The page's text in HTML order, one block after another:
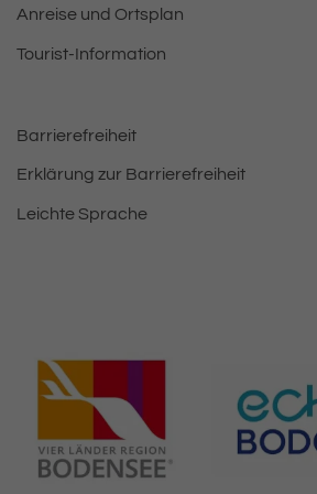
Anreise und Ortsplan
Tourist-Information
Barrierefreiheit
Erklärung zur Barrierefreiheit
Leichte Sprache